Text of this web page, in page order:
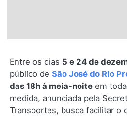
Entre os dias 5 e 24 de
público de São José do Rio
das 18h à meia-noite em
medida, anunciada pela
Transportes, busca facilitar o